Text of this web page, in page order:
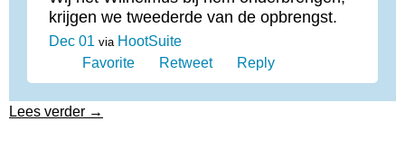
krijgen we tweederde van de opbrengst.
Dec 01 via HootSuite
Favorite
Retweet Reply
Lees verder Buma/Stemra niet alleen zakkenvullers maar
→